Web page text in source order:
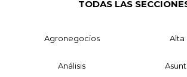
TODAS LAS
Agronegocios Alta
Análisis